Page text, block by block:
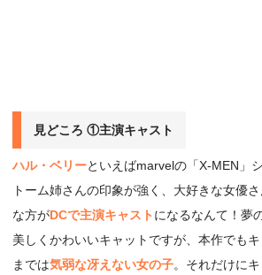
見どころ ①主演キャスト
ハル・ベリーといえばmarvelの「X-MEN」
トーム姉さんの印象が強く、大好きな女優
な方がDCで主演キャストになるなんて！夢
美しくかわいいキャットですが、本作でも
までは気弱な冴えない女の子。それだけに